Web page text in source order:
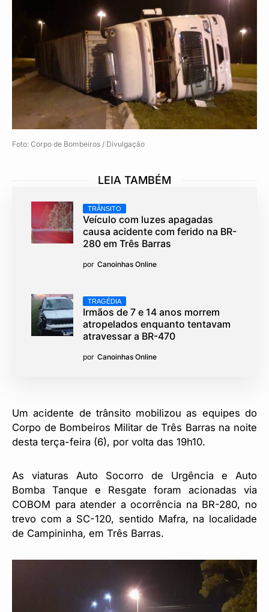
Foto: Corpo de Bombeiros / Divulgação
LEIA TAMBÉM
TRÂNSITO
Veículo com luzes apagadas
causa acidente com ferido na BR-
280 em Três Barras
por Canoinhas Online
TRAGÉDIA
Irmãos de 7 e 14 anos morrem
atropelados enquanto tentavam
atravessar a BR-470
por Canoinhas Online
Um acidente de trânsito mobilizou as equipes do
Corpo de Bombeiros Militar de Três Barras na noite
desta terça-feira (6), por volta das 19h10.
As viaturas Auto Socorro de Urgência e Auto
Bomba Tanque e Resgate foram acionadas via
COBOM para atender a ocorrência na BR-280, no
trevo com a SC-120, sentido Mafra, na localidade
de Campininha, em Três Barras.